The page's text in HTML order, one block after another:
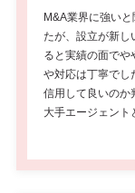
M&A業界に強い
たが、設立が新し
ると実績の面でや
や対応は丁寧でし
信用して良いのか
大手エージェント